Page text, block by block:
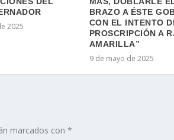
2025
BRAZO A ÉSTE
CON EL INTENTO
PROSCRIPCIÓN A
AMARILLA”
9 de mayo de 2025
marcados con*